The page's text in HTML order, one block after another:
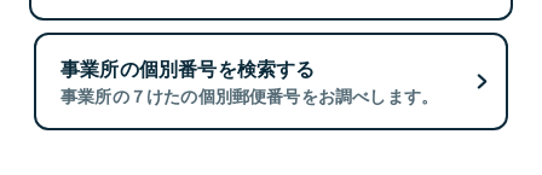
事業所の個別番号を検索する
事業所の７けたの個別郵便番号をお調べします。